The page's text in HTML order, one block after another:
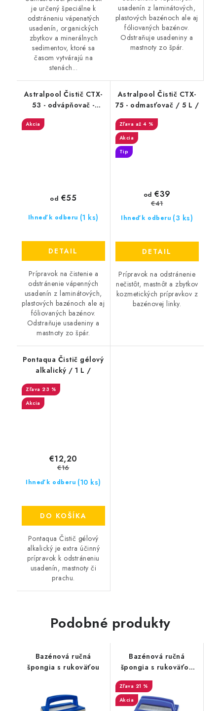
je určený špeciálne k
odstráneniu vápenatých
usadenín, organických
zbytkov a minerálnych
sedimentov, ktoré sa
časom vytvárajú na
stenách...
usadenín z laminátových,
plastových bazénoch ale aj
fóliovaných bazénov.
Odstraňuje usadeniny a
mastnoty zo špár.
Astralpool Čistič CTX-
53 - odvápňovač -
laminát / 5 L /
Akcia
Ihneď k odberu (1 ks)
od €55
DETAIL
Prípravok na čistenie a
odstránenie vápenných
usadenín z laminátových,
plastových bazénoch ale aj
fóliovaných bazénov.
Odstraňuje usadeniny a
mastnoty zo špár.
Astralpool Čistič CTX-
75 - odmasťovač / 5 L /
až 4 %
Akcia
Tip
Ihneď k odberu (3 ks)
od €39
€41
DETAIL
Prípravok na odstránenie
nečistôt, mastnôt a zbytkov
kozmetických prípravkov z
bazénovej linky.
Pontaqua Čistič gélový
alkalický / 1 L /
23 %
Akcia
Ihneď k odberu (10 ks)
€12,20
€16
DO KOŠÍKA
Pontaqua Čistič gélový
alkalický je extra účinný
prípravok k odstráneniu
usadenín, mastnoty či
prachu.
Podobné produkty
Bazénová ručná
špongia s rukoväťou
Bazénová ručná
špongia s rukoväťou
Ocean
21 %
Akcia